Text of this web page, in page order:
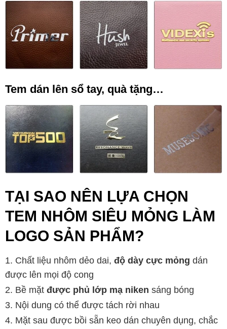
Tem dán lên sổ tay, quà tặng…
TẠI SAO NÊN LỰA CHỌN
TEM NHÔM SIÊU MỎNG LÀM
LOGO SẢN PHẨM?
Chất liệu nhôm dẻo dai, độ dày cực mỏng dán
được lên mọi độ cong
Bề mặt được phủ lớp mạ niken sáng bóng
Nội dung có thể được tách rời nhau
Mặt sau được bồi sẵn keo dán chuyên dụng, chắc